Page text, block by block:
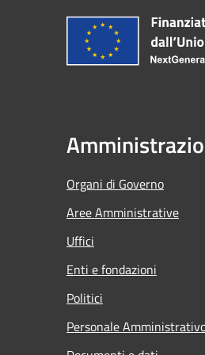
Organi di Governo
Aree Amministrative
Uffici
Enti e fondazioni
Politici
Personale